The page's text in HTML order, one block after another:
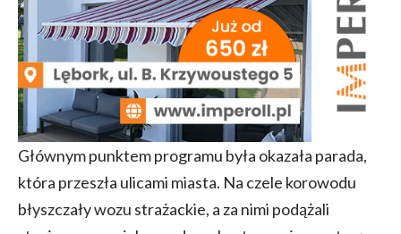
Głównym punktem programu była okazała parada,
która przeszła ulicami miasta. Na czele korowodu
błyszczały wozu strażackie, a za nimi podążali